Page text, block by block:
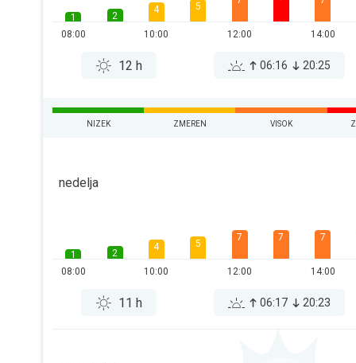
1
08:00
2
4
10:00
5
12:00 14:00
12 h 06:16 20:25
NIZEK ZMEREN VISOK
nedelja
1
08:00
2
4
10:00
5
7
12:00
7 7
14:00
11 h 06:17 20:23